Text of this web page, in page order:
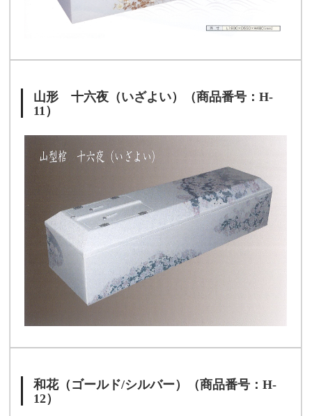
山形 十六夜（いざよい）（商品番号：H-
11）
和花（ゴールド/シルバー）（商品番号：H-
12）